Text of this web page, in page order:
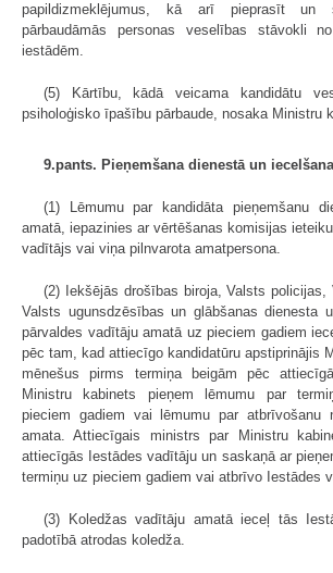
papild­izmeklējumus, kā arī pieprasīt un
pārbaudāmās personas veselības stāvokli
iestādēm.
(5) Kārtību, kādā veicama kandidātu
psiholoģisko īpašību pārbaude, nosaka Ministru
9.pants. Pieņemšana dienestā un
(1) Lēmumu par kandidāta pieņemšanu
amatā, iepazinies ar vērtēšanas komisijas
vadītājs vai viņa pilnvarota amatpersona.
(2) Iekšējās drošības biroja, Valsts policijas,
Valsts ugunsdzēsības un glābšanas dienesta
pārvaldes vadītāju amatā uz pieciem gadiem
pēc tam, kad attiecīgo kandidatūru apstiprinājis
mēnešus pirms termiņa beigām pēc
Ministru kabinets pieņem lēmumu par
pieciem gadiem vai lēmumu par atbrīvošanu
amata. Attiecīgais ministrs par Ministru
attiecīgās Iestādes vadītāju un saskaņā ar
termiņu uz pieciem gadiem vai atbrīvo Iestādes
(3) Koledžas vadītāju amatā ieceļ tās
padotībā atrodas koledža.